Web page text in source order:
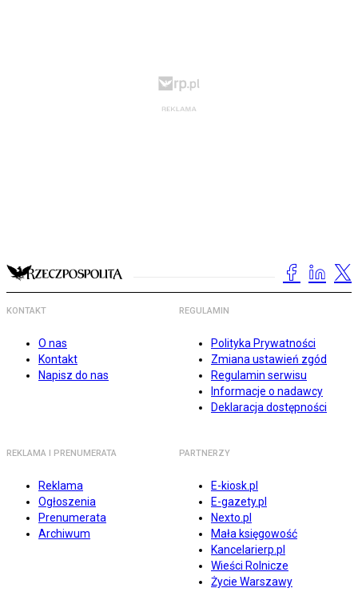
KONTAKT
O nas
Kontakt
Napisz do nas
REGULAMIN
Polityka Prywatności
Zmiana ustawień zgód
Regulamin serwisu
Informacje o nadawcy
Deklaracja dostępności
REKLAMA I PRENUMERATA
Reklama
Ogłoszenia
Prenumerata
Archiwum
PARTNERZY
E-kiosk.pl
E-gazety.pl
Nexto.pl
Mała księgowość
Kancelarierp.pl
Wieści Rolnicze
Życie Warszawy